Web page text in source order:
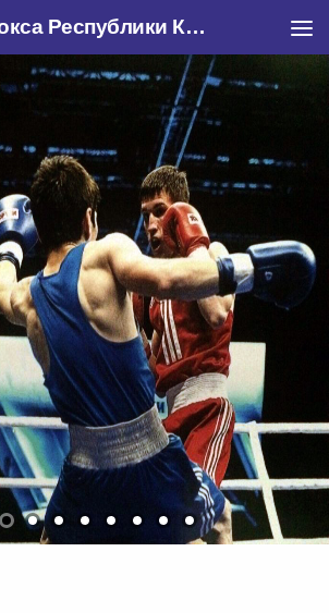
«Федерация бокса Республики Крым»